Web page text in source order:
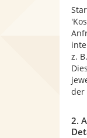
z.
der
2.